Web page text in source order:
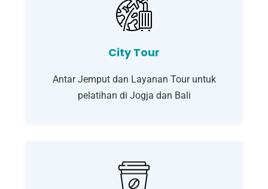
City Tour
Antar Jemput dan Layanan Tour untuk
pelatihan di Jogja dan Bali